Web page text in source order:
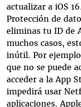
actualizar a iOS
Protección de
eliminas tu ID de
muchos casos,
inútil. Por
que no se puede
acceder a la App
impedirá usar
aplicaciones.